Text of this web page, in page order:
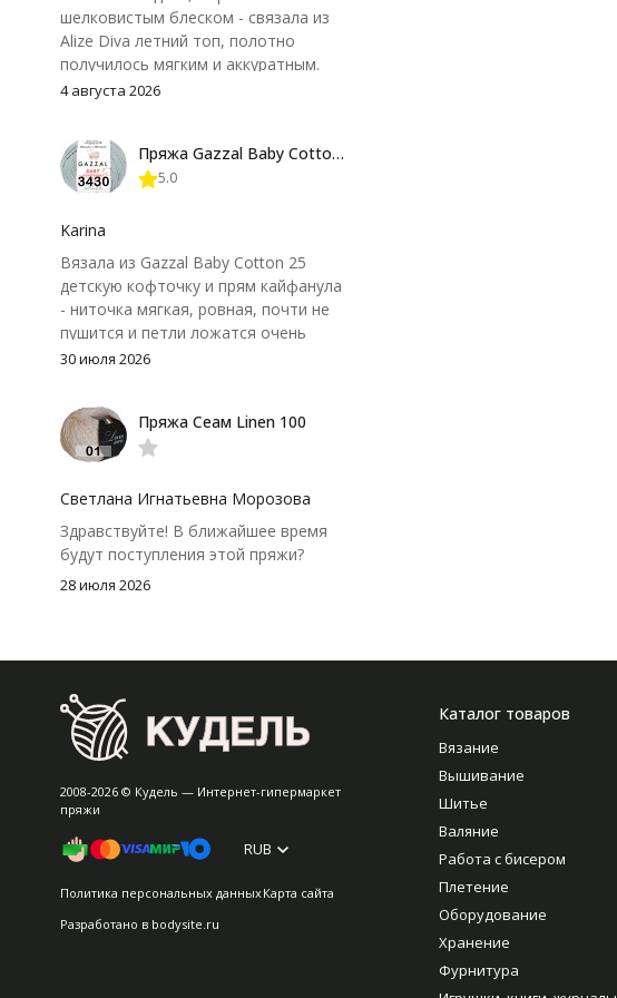
шелковистым блеском - связала из
Alize Diva летний топ, полотно
получилось мягким и аккуратным.
Петли хорошо видны, вяжется
нюанс - пряжа немного скользит и
иногда расслаивается, пришлось
крючок поудобнее.
4 августа 2026
Пряжа Gazzal Baby Cotton 25
5.0
Karina
Вязала из Gazzal Baby Cotton 25
детскую кофточку и прям кайфанула
- ниточка мягкая, ровная, почти не
пушится и петли ложатся очень
аккуратно. После стирки полотно
потеряло, цвет тоже не стал
тусклее. Единственный нюанс -
моточки маленькие, расход лучше
чуть-чуть не хватило))
30 июля 2026
Пряжа Сеам Linen 100
Светлана Игнатьевна Морозова
Здравствуйте! В ближайшее время
будут поступления этой пряжи?
28 июля 2026
2008-2026 © Кудель — Интернет-гипермаркет
пряжи
RUB
Политика персональных данныхКарта сайта
Разработано в bodysite.ru
Каталог товаров
Вязание
Вышивание
Шитье
Валяние
Работа с бисером
Плетение
Оборудование
Хранение
Фурнитура